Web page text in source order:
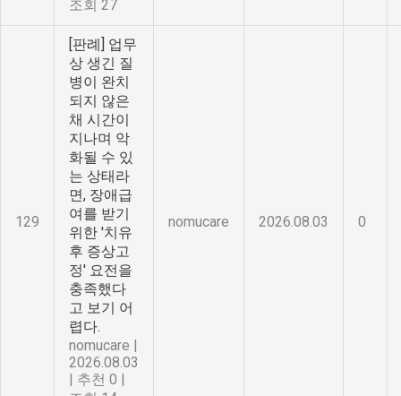
조회 27
129
[판례] 업무
상 생긴 질
병이 완치
되지 않은
채 시간이
지나며 악
화될 수 있
는 상태라
면, 장애급
여를 받기
위한 '치유
후 증상고
정' 요전을
충족했다
고 보기 어
렵다.
nomucare |
2026.08.03
| 추천 0 |
nomucare 2026.08.03 0